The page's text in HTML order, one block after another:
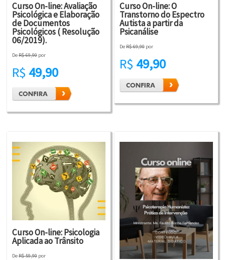
Curso On-line: Avaliação
Psicológica e Elaboração
de Documentos
Psicológicos ( Resolução
06/2019).
DeR$ 69,90 por
R$ 49,90
Curso On-line: O
Transtorno do Espectro
Autista a partir da
Psicanálise
DeR$ 69,90 por
R$ 49,90
Curso On-line: Psicologia
Aplicada ao Trânsito
DeR$ 59,90 por